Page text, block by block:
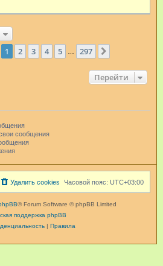
Страница из 297
1 2 3 4 5 297
Перейти
сообщения
Часовой пояс: UTC+03:00
Удалить cookies
® Forum Software © phpBB Limited
поддержка phpBB
| Правила